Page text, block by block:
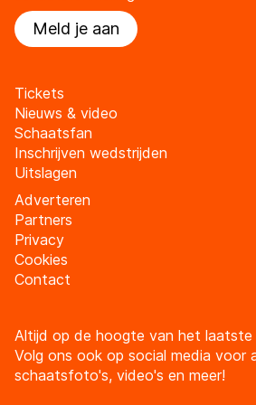
Meld je aan
Tickets
Nieuws & video
Schaatsfan
Inschrijven wedstrijden
Uitslagen
Adverteren
Partners
Privacy
Cookies
Contact
Altijd op de hoogte van het laatste
Volg ons ook op social media voor
schaatsfoto's, video's en meer!